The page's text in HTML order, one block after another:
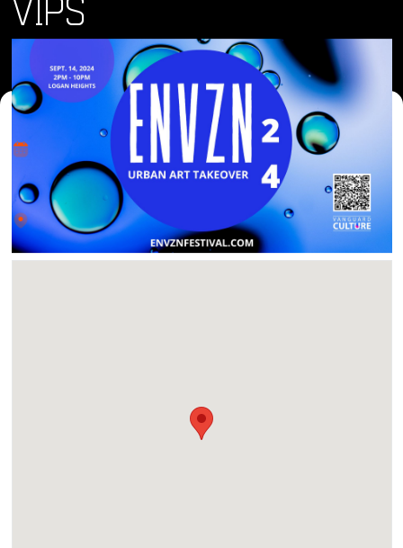
Dónde y Cuándo
sáb 27 jul 2024 • 6:00 pm
Lugar
Commercial Street, San Diego, CA, USA